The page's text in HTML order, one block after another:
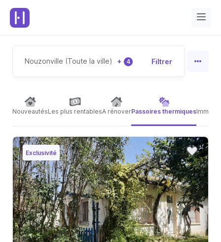
Nouzonville (Toute la ville) + 4 Filtrer
NouveautésLes plus rentablesA rénoverPassoires thermiques
Exclusivité